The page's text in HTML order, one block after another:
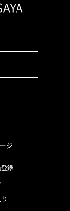
ジ
登録